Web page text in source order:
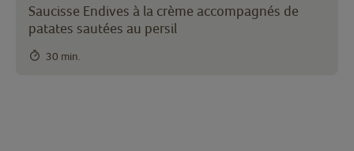
Saucisse Endives à la crème accompagnés de
patates sautées au persil
30 min.